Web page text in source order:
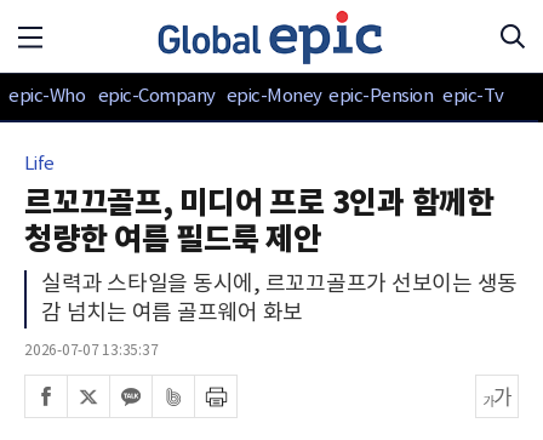
epic-Who epic-Company epic-Money epic-Pension epic-Tv
Life
르꼬끄골프, 미디어 프로 3인과 함께한
청량한 여름 필드룩 제안
실력과 스타일을 동시에, 르꼬끄골프가 선보이는 생동
감 넘치는 여름 골프웨어 화보
2026-07-07 13:35:37